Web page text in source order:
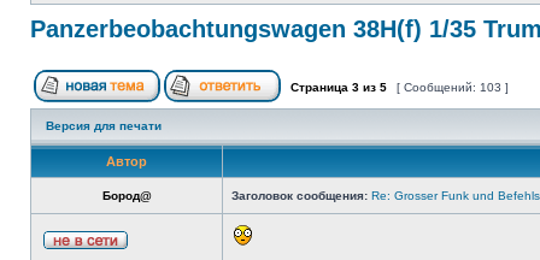
Panzerbeobachtungswagen 38H(f) 1/35
Страница 3 из 5 [ Сообщений: 103 ]
Версия для печати
Автор
Бород@ Заголовок сообщения: Re: Grosser Funk und